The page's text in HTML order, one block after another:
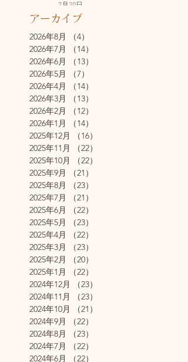
7月20日
アーカイブ
2026年8月
（4）
2026年7月
（14）
2026年6月
（13）
2026年5月
（7）
2026年4月
（14）
2026年3月
（13）
2026年2月
（12）
2026年1月
（14）
2025年12月
（16）
2025年11月
（22）
2025年10月
（22）
2025年9月
（21）
2025年8月
（23）
2025年7月
（21）
2025年6月
（22）
2025年5月
（23）
2025年4月
（22）
2025年3月
（23）
2025年2月
（20）
2025年1月
（22）
2024年12月
（23）
2024年11月
（23）
2024年10月
（21）
2024年9月
（22）
2024年8月
（23）
2024年7月
（22）
2024年6月
（22）